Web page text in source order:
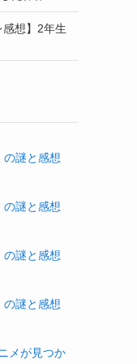
想】2年生
の謎と感想
の謎と感想
の謎と感想
の謎と感想
メが見つか